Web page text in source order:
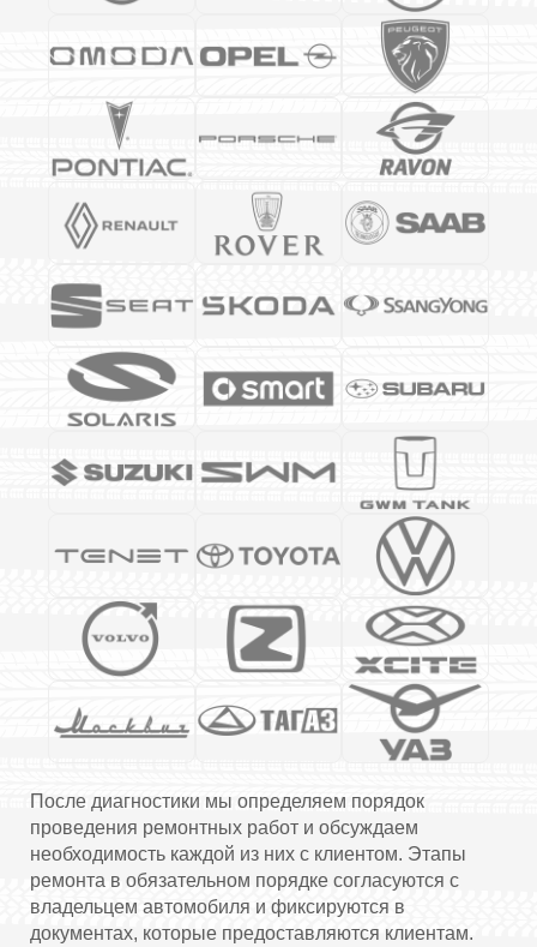
После диагностики мы определяем порядок
проведения ремонтных работ и обсуждаем
необходимость каждой из них с клиентом. Этапы
ремонта в обязательном порядке согласуются с
владельцем автомобиля и фиксируются в
документах, которые предоставляются клиентам.